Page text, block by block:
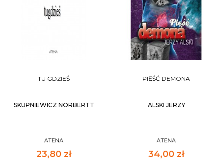
TU GDZIEŚ
SKUPNIEWICZ NORBERTT
ATENA
23,80 zł
PIĘŚĆ DEMONA
ALSKI JERZY
ATENA
34,00 zł